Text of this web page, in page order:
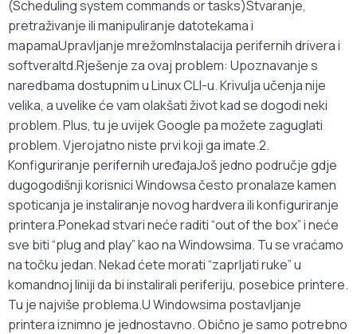
(Scheduling system commands or tasks)Stvaranje,
pretraživanje ili manipuliranje datotekama i
mapamaUpravljanje mrežomInstalacija perifernih drivera i
softveraItd.Rješenje za ovaj problem: Upoznavanje s
naredbama dostupnim u Linux CLI-u. Krivulja učenja nije
velika, a uvelike će vam olakšati život kad se dogodi neki
problem. Plus, tu je uvijek Google pa možete zaguglati
problem. Vjerojatno niste prvi koji ga imate.2.
Konfiguriranje perifernih uređajaJoš jedno područje gdje
dugogodišnji korisnici Windowsa često pronalaze kamen
spoticanja je instaliranje novog hardvera ili konfiguriranje
printera.Ponekad stvari neće raditi “out of the box” i neće
sve biti “plug and play” kao na Windowsima. Tu se vraćamo
na točku jedan. Nekad ćete morati “zaprljati ruke” u
komandnoj liniji da bi instalirali periferiju, posebice printere.
Tu je najviše problema.U Windowsima postavljanje
printera iznimno je jednostavno. Obično je samo potrebno